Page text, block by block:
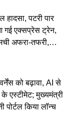
हादसा, पटरी पार
एक्सप्रेस ट्रेन,
अफरा-तफरी,
आई सामने
को बढ़ावा, AI से
एस्टीमेट; मुख्यमंत्री
पोर्टल किया लॉन्च